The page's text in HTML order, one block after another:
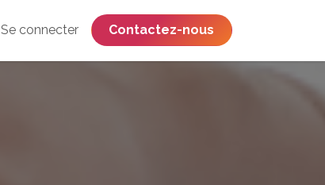
Se connecter ​​​​​​​​​​​​​​​​Contactez-nous